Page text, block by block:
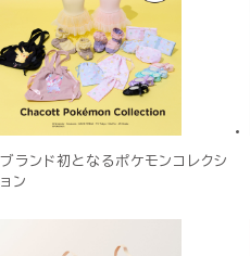
ブランド初となるポケモンコレクシ
ョン